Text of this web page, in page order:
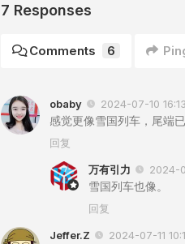
7 Responses
Comments 6
obaby 2024-07-10 16:13
感觉更像雪国列车，尾端
回复
万有引力 2024-
雪国列车也像。
回复
Jeffer.Z 2024-07-11